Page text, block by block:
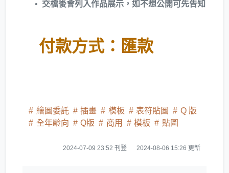
交檔後會列入作品展示，如不想公開可先告知
付款方式：匯款
繪圖委託 插畫 模板 表符貼圖
Q 版
全年齡向
Q版 商用 模板 貼圖
2024-07-09 23:52 刊登 2024-08-06 15:26 更新